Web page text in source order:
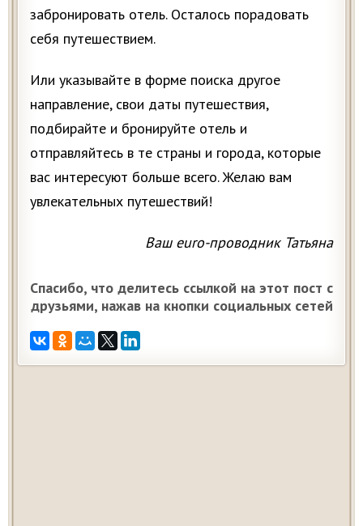
забронировать отель. Осталось порадовать
себя путешествием.
Или указывайте в форме поиска другое
направление, свои даты путешествия,
подбирайте и бронируйте отель и
отправляйтесь в те страны и города, которые
вас интересуют больше всего. Желаю вам
увлекательных путешествий!
Ваш euro-проводник Татьяна
Спасибо, что делитесь ссылкой на этот пост с
друзьями, нажав на кнопки социальных сетей